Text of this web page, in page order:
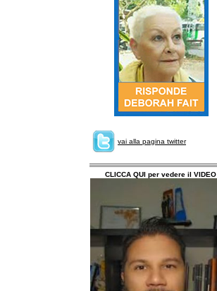
vai alla pagina twitter
CLICCA QUI per vedere il VIDEO